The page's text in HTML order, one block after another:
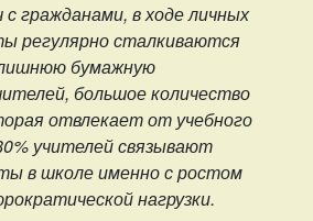
гражданами, в ходе личных
регулярно сталкиваются
бумажную
большое количество
отвлекает от учебного
учителей связывают
в школе именно с ростом
нагрузки.